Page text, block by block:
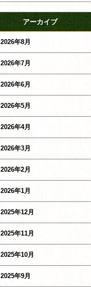
アーカイブ
2026年8月
2026年7月
2026年6月
2026年5月
2026年4月
2026年3月
2026年2月
2026年1月
2025年12月
2025年11月
2025年10月
2025年9月